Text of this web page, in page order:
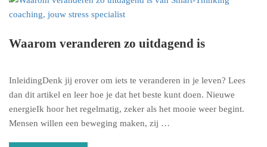
Waarom veranderen zo uitdagend is
InleidingDenk jij erover om iets te veranderen in je leven? Lees
dan dit artikel en leer hoe je dat het beste kunt doen. Nieuwe
energieIk hoor het regelmatig, zeker als het mooie weer begint.
Mensen willen een beweging maken, zij …